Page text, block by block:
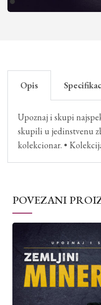
Opis
Upoznaj i skupi
skupili u jedinstvenu
kolekcionar. •
POVEZANI